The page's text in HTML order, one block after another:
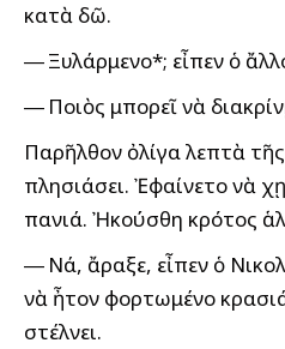
κατὰ δῶ.
― Ξυλάρμενο*; εἶπεν ὁ
― Ποιὸς μπορεῖ νὰ
Παρῆλθον ὀλίγα λεπτὰ
πλησιάσει. Ἐφαίνετο νὰ
πανιά. Ἠκούσθη κρότος
― Νά, ἄραξε, εἶπεν ὁ
νὰ ἦτον φορτωμένο
στέλνει.